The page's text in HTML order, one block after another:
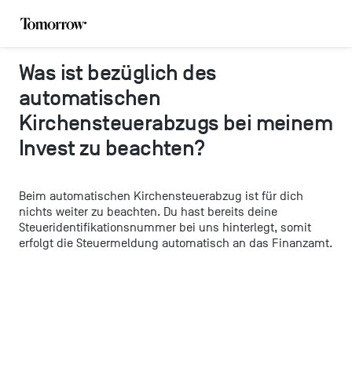
Was ist bezüglich des
automatischen
Kirchensteuerabzugs bei meinem
Invest zu beachten?
Beim automatischen Kirchensteuerabzug ist für dich
nichts weiter zu beachten. Du hast bereits deine
Steueridentifikationsnummer bei uns hinterlegt, somit
erfolgt die Steuermeldung automatisch an das Finanzamt.